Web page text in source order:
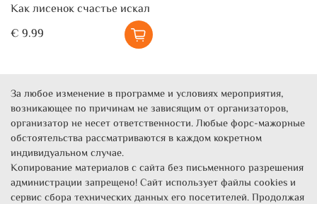
Как лисенок счастье искал
€ 9.99
За любое изменение в программе и условиях мероприятия,
возникающее по причинам не зависящим от организаторов,
организатор не несет ответственности. Любые форс-мажорные
обстоятельства рассматриваются в каждом кокретном
индивидуальном случае.
Копирование материалов с сайта без письменного разрешения
администрации запрещено! Сайт использует файлы cookies и
сервис сбора технических данных его посетителей. Продолжая